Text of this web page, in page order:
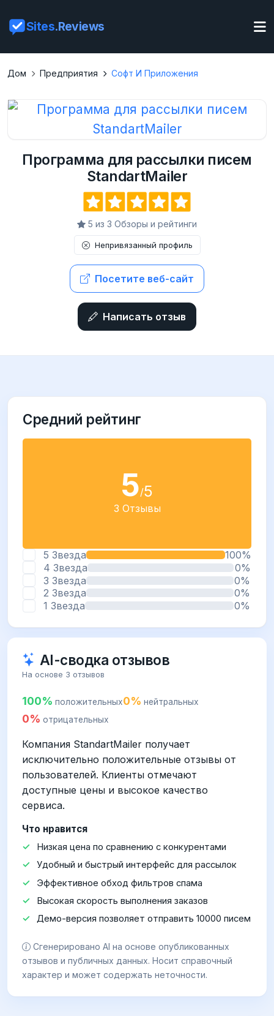
Sites.Reviews
Дом Предприятия Софт И Приложения
Программа для рассылки писем
StandartMailer
5 из 3 Обзоры и рейтинги
Непривязанный профиль
Посетите веб-сайт
Написать отзыв
Средний рейтинг
5/5
3 Отзывы
5 Звезда
100%
4 Звезда
0%
3 Звезда
0%
2 Звезда
0%
1 Звезда
0%
AI-сводка отзывов
На основе 3 отзывов
100% положительных0% нейтральных
0% отрицательных
Компания StandartMailer получает
исключительно положительные отзывы от
пользователей. Клиенты отмечают
доступные цены и высокое качество
сервиса.
Что нравится
Низкая цена по сравнению с конкурентами
Удобный и быстрый интерфейс для рассылок
Эффективное обход фильтров спама
Высокая скорость выполнения заказов
Демо-версия позволяет отправить 10000 писем
Сгенерировано AI на основе опубликованных
отзывов и публичных данных. Носит справочный
характер и может содержать неточности.